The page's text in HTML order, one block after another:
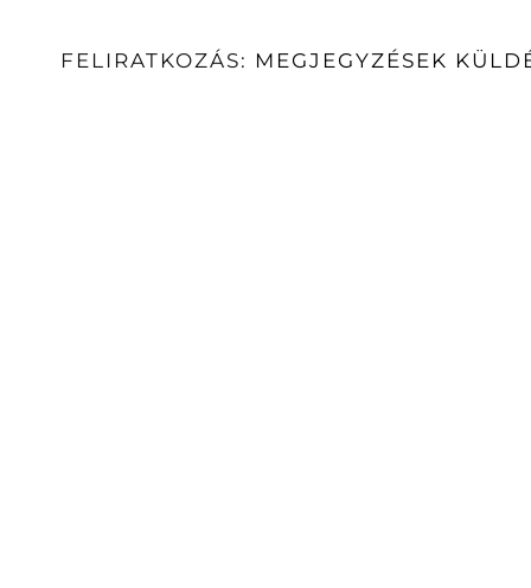
FELIRATKOZÁS: MEGJEGYZÉSEK